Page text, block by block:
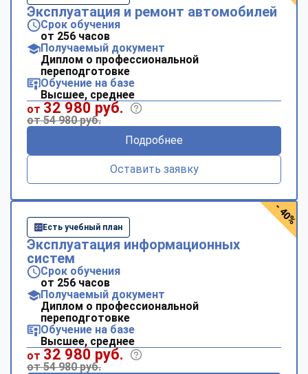
Эксплуатация и ремонт автомобилей
Срок обучения
от 256 часов
Получаемый документ
Диплом о профессиональной
переподготовке
Обучение на базе
Высшее, среднее
от 32 980 руб.
от 54 980 руб.
Подробнее
Оставить заявку
Есть учебный план
Эксплуатация информационных
систем
Срок обучения
от 256 часов
Получаемый документ
Диплом о профессиональной
переподготовке
Обучение на базе
Высшее, среднее
от 32 980 руб.
от 54 980 руб.
- 40%